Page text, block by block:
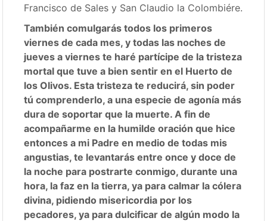
Francisco de Sales y San Claudio la Colombiére.
También comulgarás todos los primeros
viernes de cada mes, y todas las noches de
jueves a viernes te haré partícipe de la tristeza
mortal que tuve a bien sentir en el Huerto de
los Olivos. Esta tristeza te reducirá, sin poder
tú comprenderlo, a una especie de agonía más
dura de soportar que la muerte. A fin de
acompañarme en la humilde oración que hice
entonces a mi Padre en medio de todas mis
angustias, te levantarás entre once y doce de
la noche para postrarte conmigo, durante una
hora, la faz en la tierra, ya para calmar la cólera
divina, pidiendo misericordia por los
pecadores, ya para dulcificar de algún modo la